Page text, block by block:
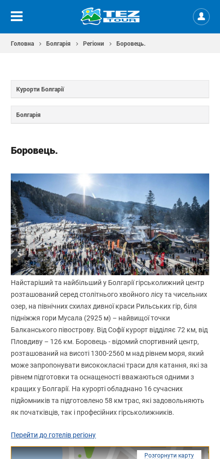
Головна Болгарія Регіони Боровець.
Курорти Болгарії
Болгарія
Боровець.
Найстаріший та найбільший у Болгарії гірськолижний центр
розташований серед столітнього хвойного лісу та чисельних
озер, на північних схилах дивної краси Рильських гір, біля
підніжжя гори Мусала (2925 м) – найвищої точки
Балканського півострову. Від Софії курорт відділяє 72 км, від
Пловдиву – 126 км. Боровець - відомий спортивний центр,
розташований на висоті 1300-2560 м над рівнем моря, який
може запропонувати висококласні траси для катання, які за
рівнем підготовки та оснащеності вважаються одними з
кращих у Болгарії. На курорті обладнано 16 сучасних
підйомників та підготовлено 58 км трас, які задовольняють
як початківців, так і професійних гірськолижників.
Перейти до готелів регіону
Розгорнути карту